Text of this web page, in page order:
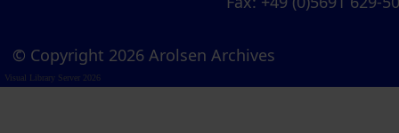
© Copyright 2026 Arolsen Archives
Visual Library Server 2026